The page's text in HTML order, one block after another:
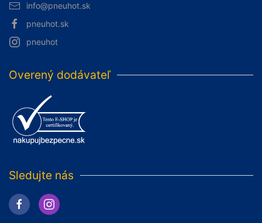
info@pneuhot.sk
pneuhot.sk
pneuhot
Overený dodávateľ
Sledujte nás